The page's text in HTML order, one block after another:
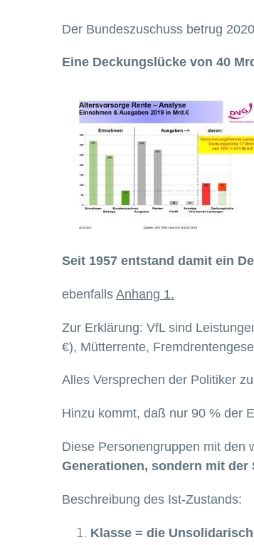
Der Bundeszuschuss betrug
Eine Deckungslücke von 40
Seit 1957 entstand damit ein
ebenfalls Anhang 1.
Zur Erklärung: VfL sind
€), Mütterrente,
Alles Versprechen der Politiker
Hinzu kommt, daß nur 90 % der
Diese Personengruppen mit den
Generationen, sondern mit der
Beschreibung des Ist-Zustands:
Klasse = die